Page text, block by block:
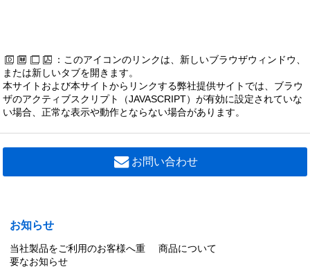
：このアイコンのリンクは、新しいブラウザウィンドウ、
または新しいタブを開きます。
本サイトおよび本サイトからリンクする弊社提供サイトでは、ブラウ
ザのアクティブスクリプト（JAVASCRIPT）が有効に設定されていな
い場合、正常な表示や動作とならない場合があります。
お問い合わせ
お知らせ
当社製品をご利用のお客様へ重
要なお知らせ
商品について